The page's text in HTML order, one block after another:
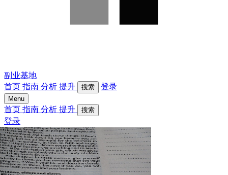
副业基地
首页 指南 分析 提升 搜索 登录
Menu
首页 指南 分析 提升 搜索
登录